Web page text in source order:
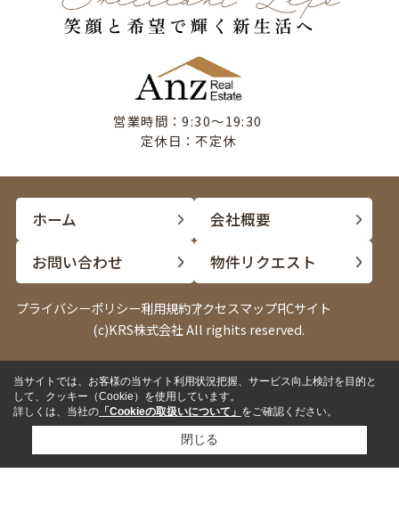
営業時間：9:30〜19:30
定休日：不定休
ホーム
会社概要
お問い合わせ
物件リクエスト
プライバシーポリシー利用規約アクセスマップPCサイト
(c)KRS株式会社 All righits reserved.
電話 LINE
来店予約 ✓来店して相談したい
✓内見したい物件がある
当サイトでは、お客様の当サイト利用状況把握、サービス向上検討を目的と
して、クッキー（Cookie）を使用しています。
詳しくは、当社の 「Cookieの取扱いについて」 をご確認ください。
閉じる